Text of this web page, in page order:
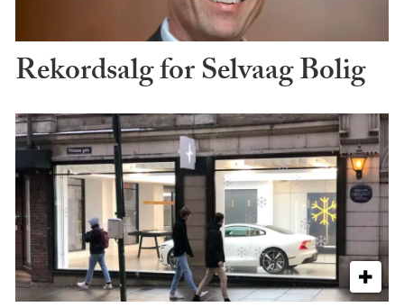
Rekordsalg for Selvaag Bolig